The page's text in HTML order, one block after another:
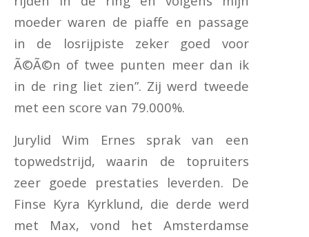
moeder waren de piaffe en passage
in de losrijpiste zeker goed voor
Ã©Ã©n of twee punten meer dan ik
in de ring liet zien”. Zij werd tweede
met een score van 79.000%.
Jurylid Wim Ernes sprak van een
topwedstrijd, waarin de topruiters
zeer goede prestaties leverden. De
Finse Kyra Kyrklund, die derde werd
met Max, vond het Amsterdamse